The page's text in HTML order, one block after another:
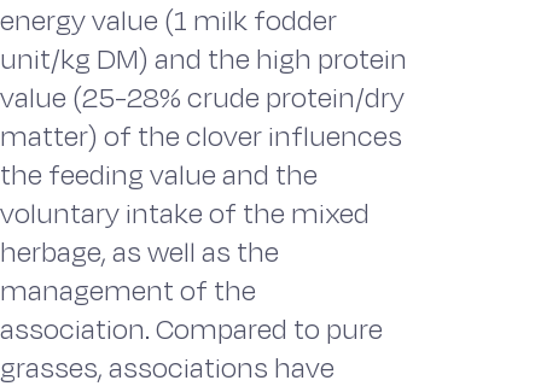
energy value (1 milk fodder
unit/kg DM) and the high protein
value (25-28% crude protein/dry
matter) of the clover influences
the feeding value and the
voluntary intake of the mixed
herbage, as well as the
management of the
association. Compared to pure
grasses, associations have